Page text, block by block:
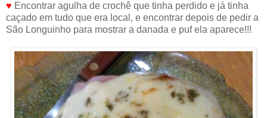
♥ Encontrar agulha de crochê que tinha perdido e já tinha
caçado em tudo que era local, e encontrar depois de pedir a
São Longuinho para mostrar a danada e puf ela aparece!!!